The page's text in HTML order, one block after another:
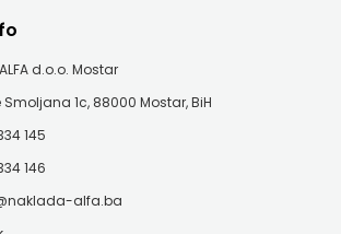
d.o.o. Mostar
Smoljana 1c, 88000 Mostar, BiH
145
146
alfa.ba